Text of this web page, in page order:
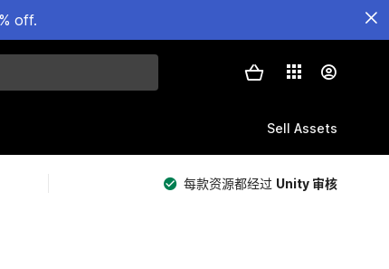
off.
Sell Assets
每款资源都经过 Unity 审核